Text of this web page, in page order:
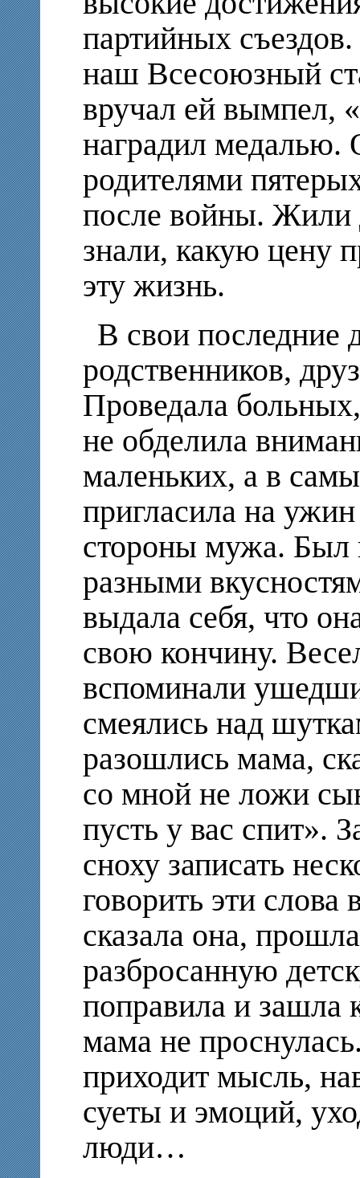
партийных
наш Всесоюзный
вручал ей вымпел,
наградил
родителями
после войны. Жили
знали, какую цену
эту жизнь.
В свои последние
родственников,
Проведала
не обделила
маленьких, а в
пригласила на
стороны мужа. Был
разными
выдала себя, что
свою кончину.
вспоминали
смеялись над
разошлись мама,
со мной не ложи
пусть у вас спит».
сноху записать
говорить эти слова
сказала она,
разбросанную
поправила и зашла
мама не
приходит мысль,
суеты и эмоций,
люди…